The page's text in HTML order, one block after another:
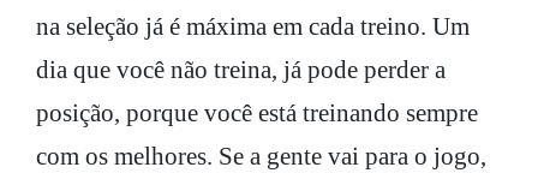
na seleção já é máxima em cada treino. Um
dia que você não treina, já pode perder a
posição, porque você está treinando sempre
com os melhores. Se a gente vai para o jogo,